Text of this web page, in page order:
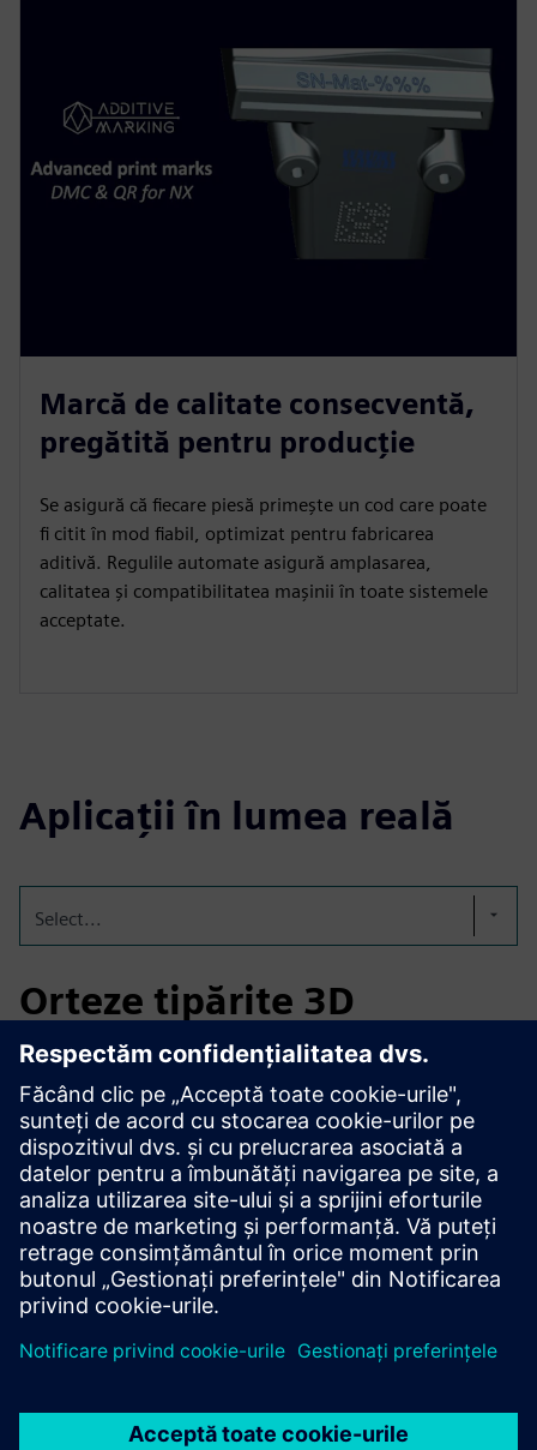
Marcă de calitate consecventă,
pregătită pentru producție
Se asigură că fiecare piesă primește un cod care poate
fi citit în mod fiabil, optimizat pentru fabricarea
aditivă. Regulile automate asigură amplasarea,
calitatea și compatibilitatea mașinii în toate sistemele
acceptate.
Aplicații în lumea reală
Select...
Orteze tipărite 3D
serializate și trasabile
Generați coduri DMC sau QR unice pe orteze imprimate 3D
pentru trasabilitate completă. Automatizează serializarea
utilizând șabloane, surse de date și reguli, eliminând
etichetarea manuală și asigurând că fiecare dispozitiv este
pregătit pentru producție și este ușor de urmărit pe tot
parcursul ciclului său de viață.